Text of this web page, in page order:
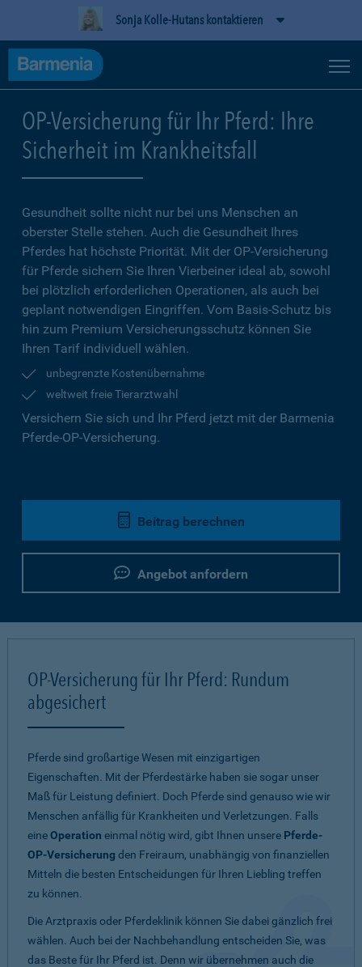
Sonja Kolle-Hutans kontaktieren
OP-Versicherung für Ihr Pferd: Ihre
Sicherheit im Krankheitsfall
Gesundheit sollte nicht nur bei uns Menschen an
oberster Stelle stehen. Auch die Gesundheit Ihres
Pferdes hat höchste Priorität. Mit der OP-Versicherung
für Pferde sichern Sie Ihren Vierbeiner ideal ab, sowohl
bei plötzlich erforderlichen Operationen, als auch bei
geplant notwendigen Eingriffen. Vom Basis-Schutz bis
hin zum Premium Versicherungsschutz können Sie
Ihren Tarif individuell wählen.
unbegrenzte Kostenübernahme
weltweit freie Tierarztwahl
Versichern Sie sich und Ihr Pferd jetzt mit der Barmenia
Pferde-OP-Versicherung.
Beitrag berechnen
Angebot anfordern
OP-Versicherung für Ihr Pferd: Rundum
abgesichert
Pferde sind großartige Wesen mit einzigartigen
Eigenschaften. Mit der Pferdestärke haben sie sogar unser
Maß für Leistung definiert. Doch Pferde sind genauso wie wir
Menschen anfällig für Krankheiten und Verletzungen. Falls
eineOperation einmal nötig wird, gibt Ihnen unsere Pferde-
OP-Versicherung den Freiraum, unabhängig von finanziellen
Mitteln die besten Entscheidungen für Ihren Liebling treffen
zu können.
Die Arztpraxis oder Pferdeklinik können Sie dabei gänzlich frei
wählen. Auch bei der Nachbehandlung entscheiden Sie, was
das Beste für Ihr Pferd ist. Denn wir übernehmen auch die